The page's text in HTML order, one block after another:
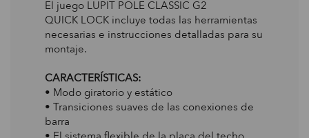
El juego LUPIT POLE CLASSIC G2
QUICK LOCK incluye todas las herramientas
necesarias e instrucciones detalladas para su
montaje.
CARACTERÍSTICAS:
• Modo giratorio y estático
• Transiciones suaves de las conexiones de
barra